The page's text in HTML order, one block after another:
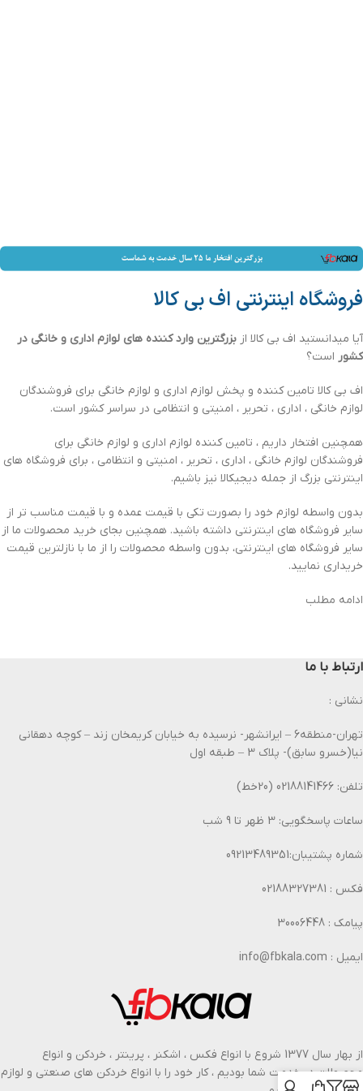
فروشگاه اینترنتی اف بی کالا
آیا میدانستید اف بی کالا از بزرگترین وارد کننده های لوازم اداری و خانگی در
کشور است؟
اف بی کالا تامین کننده و پخش لوازم اداری و لوازم خانگی برای فروشندگان
لوازم خانگی ، اداری ، تحریر ، امنیتی و انتظامی در سراسر کشور است.
همچنین افتخار داریم ، تامین کننده لوازم اداری و لوازم خانگی برای
فروشندگان لوازم خانگی ، اداری ، تحریر ، امنیتی و انتظامی ، برای فروشگاه های
اینترنتی بزرگ از جمله دیجیکالا نیز باشیم.
بدون واسطه لوازم خود را بصورت تکی با قیمت عمده و با قیمت مناسب تر از
سایر فروشگاه های اینترنتی داشته باشید. همچنین بجای خرید محصولات ما از
سایر فروشگاه های اینترنتی، بدون واسطه محصولات را از ما با نازلترین قیمت
خریداری نمایید.
ادامه مطلب
ارتباط با ما
نشانی :
تهران-منطقه6 – ایرانشهر- نرسیده به خیابان کریمخان زند – کوچه دهقانی
نیا(خسرو سابق)- پلاک 3 – طبقه اول
تلفن: 02188141466 (20خط)
ساعات پاسخگویی: 3 ظهر تا 9 شب
شماره پشتیبان:09213489351
فکس : 02188327381
پیامک : 30006448
ایمیل : info@fbkala.com
از بهار سال 1377 شروع با انواع فکس ، اشکنر ، پرینتر ، خردکن و انواع
محصولات در خدمت شما بودیم ، کار خود را با انواع خردکن های صنعتی و لوازم